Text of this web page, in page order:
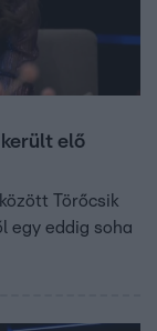
elő
Törőcsik
egy eddig soha